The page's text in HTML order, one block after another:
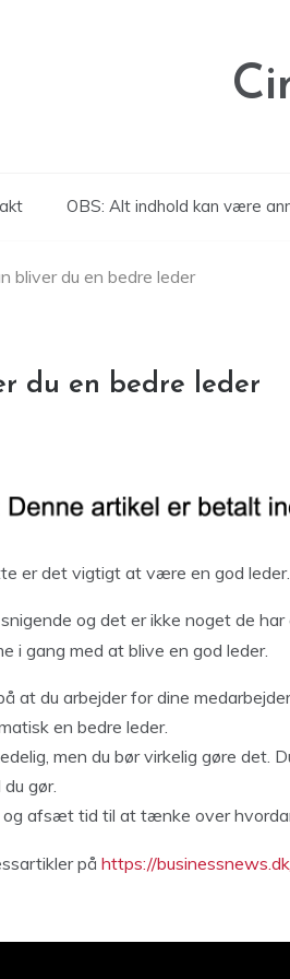
OBS: Alt indhold kan være
bliver du en bedre leder
du en bedre leder
er det vigtigt at være en god leder.
og det er ikke noget de
i gang med at blive en god leder.
at du arbejder for dine
en bedre leder.
men du bør virkelig gøre det.
gør.
og afsæt tid til at tænke over
på https://